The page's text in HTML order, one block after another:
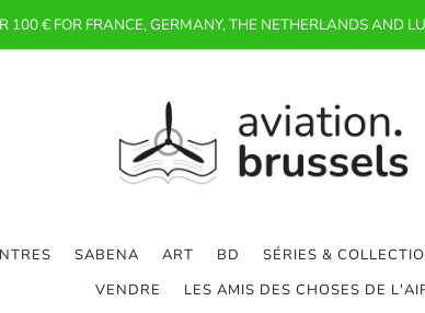
100 € FOR FRANCE, GERMANY, THE NETHERLANDS AND
SABENA ART BD SÉRIES &
VENDRE
LES AMIS DES CHOSES DE